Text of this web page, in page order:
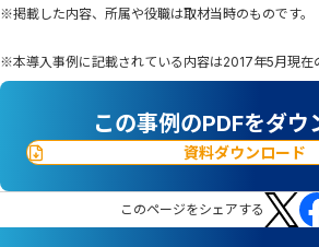
※掲載した内容、所属や役職は取材当時のものです。
※本導入事例に記載されている内容は2017年5月現在
この事例のPDFをダウ
資料ダウンロード
このページをシェアする